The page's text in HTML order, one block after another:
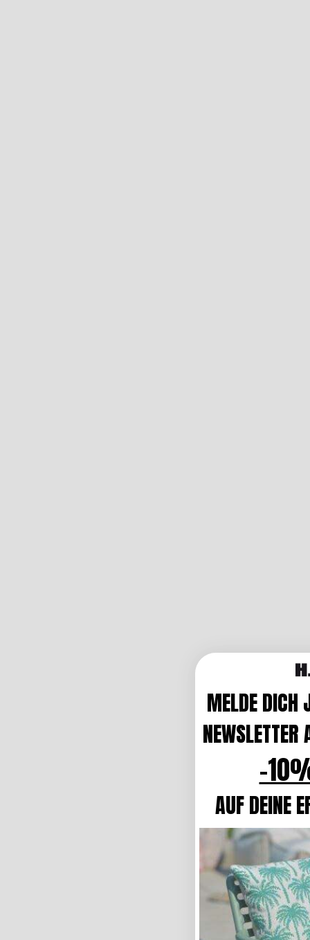
MELDE DICH
NEWSLETTER
-
AUF DEINE